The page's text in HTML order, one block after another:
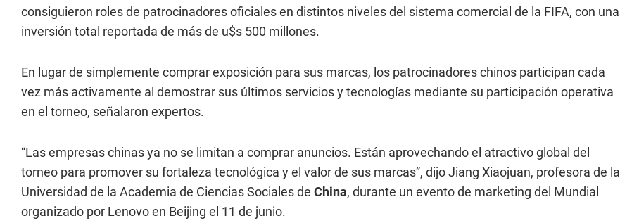
consiguieron roles de patrocinadores oficiales en distintos niveles del sistema comercial de la FIFA, con una
inversión total reportada de más de u$s 500 millones.
En lugar de simplemente comprar exposición para sus marcas, los patrocinadores chinos participan cada
vez más activamente al demostrar sus últimos servicios y tecnologías mediante su participación operativa
en el torneo, señalaron expertos.
“Las empresas chinas ya no se limitan a comprar anuncios. Están aprovechando el atractivo global del
torneo para promover su fortaleza tecnológica y el valor de sus marcas”, dijo Jiang Xiaojuan, profesora de la
Universidad de la Academia de Ciencias Sociales de China, durante un evento de marketing del Mundial
organizado por Lenovo en Beijing el 11 de junio.